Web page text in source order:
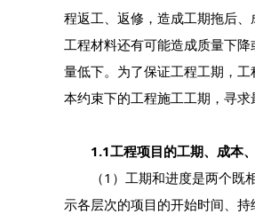
程返工、返修，造成工期拖后
工程材料还有可能造成质量下
量低下。为了保证工程工期，
本约束下的工程施工工期，寻求
1.1工程项目的工期、成本
（1）工期和进度是两个既相
示各层次的项目的开始时间、